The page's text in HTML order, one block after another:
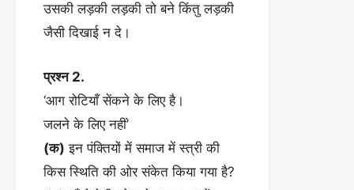
उसकी लड़की लड़की तो बने किंतु लड़की
जैसी दिखाई न दे।
प्रश्न 2.
‘आग रोटियाँ सेंकने के लिए है।
जलने के लिए नहीं’
(क) इन पंक्तियों में समाज में स्त्री की
किस स्थिति की ओर संकेत किया गया है?